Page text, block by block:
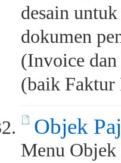
desain
dokumen
(Invoice
(baik Faktur
Objek
Menu